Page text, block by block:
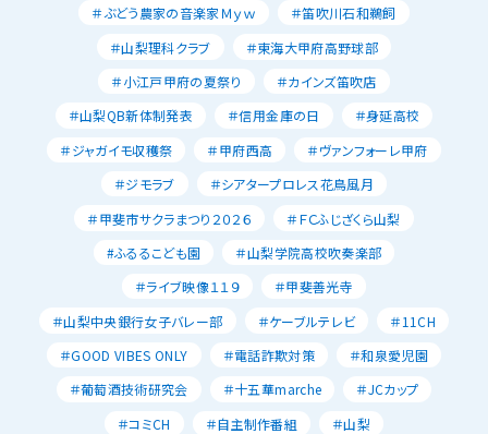
＃ぶどう農家の音楽家Ｍｙｗ
＃笛吹川石和鵜飼
＃山梨理科クラブ
＃東海大甲府高野球部
＃小江戸甲府の夏祭り
＃カインズ笛吹店
＃山梨QB新体制発表
＃信用金庫の日
＃身延高校
＃ジャガイモ収穫祭
＃甲府西高
＃ヴァンフォーレ甲府
＃ジモラブ
＃シアタープロレス花鳥風月
＃甲斐市サクラまつり２０２６
＃ＦＣふじざくら山梨
#ふるるこども園
＃山梨学院高校吹奏楽部
＃ライブ映像１１９
＃甲斐善光寺
＃山梨中央銀行女子バレー部
＃ケーブルテレビ
＃11CH
＃GOOD VIBES ONLY
＃電話詐欺対策
＃和泉愛児園
＃葡萄酒技術研究会
＃十五華marche
＃JCカップ
＃コミCH
＃自主制作番組
＃山梨